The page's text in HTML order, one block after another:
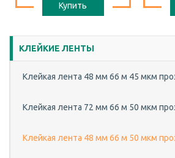
Купить
КЛЕЙКИЕ ЛЕНТЫ
Клейкая лента 48 мм 66 м 45 мкм
Клейкая лента 72 мм 66 м 50 мкм
Клейкая лента 48 мм 66 м 50 мкм